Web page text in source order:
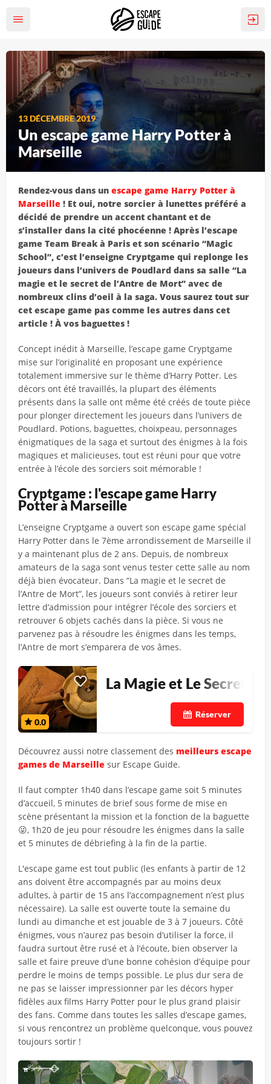
13 DÉCEMBRE 2019
Un escape game Harry Potter à
Marseille
Rendez-vous dans un escape game Harry Potter à
Marseille ! Et oui, notre sorcier à lunettes préféré a
décidé de prendre un accent chantant et de
s’installer dans la cité phocéenne ! Après l’escape
game Team Break à Paris et son scénario “Magic
School”, c’est l’enseigne Cryptgame qui replonge les
joueurs dans l’univers de Poudlard dans sa salle “La
magie et le secret de l’Antre de Mort” avec de
nombreux clins d’oeil à la saga. Vous saurez tout sur
cet escape game pas comme les autres dans cet
article ! À vos baguettes !
Concept inédit à Marseille, l’escape game Cryptgame
mise sur l’originalité en proposant une expérience
totalement immersive sur le thème d’Harry Potter. Les
décors ont été travaillés, la plupart des éléments
présents dans la salle ont même été créés de toute pièce
pour plonger directement les joueurs dans l’univers de
Poudlard. Potions, baguettes, choixpeau, personnages
énigmatiques de la saga et surtout des énigmes à la fois
magiques et malicieuses, tout est réuni pour que votre
entrée à l’école des sorciers soit mémorable !
Cryptgame : l'escape game Harry
Potter à Marseille
L’enseigne Cryptgame a ouvert son escape game spécial
Harry Potter dans le 7ème arrondissement de Marseille il
y a maintenant plus de 2 ans. Depuis, de nombreux
amateurs de la saga sont venus tester cette salle au nom
déjà bien évocateur. Dans “La magie et le secret de
l’Antre de Mort”, les joueurs sont conviés à retirer leur
lettre d’admission pour intégrer l’école des sorciers et
retrouver 6 objets cachés dans la pièce. Si vous ne
parvenez pas à résoudre les énigmes dans les temps,
l’Antre de mort s’emparera de vos âmes.
0.0
La Magie et Le Secret
Réserver
Découvrez aussi notre classement des meilleurs escape
games de Marseille sur Escape Guide.
Il faut compter 1h40 dans l’escape game soit 5 minutes
d’accueil, 5 minutes de brief sous forme de mise en
scène présentant la mission et la fonction de la baguette
😜, 1h20 de jeu pour résoudre les énigmes dans la salle
et 5 minutes de débriefing à la fin de la partie.
L'escape game est tout public (les enfants à partir de 12
ans doivent être accompagnés par au moins deux
adultes, à partir de 15 ans l’accompagnement n’est plus
nécessaire). La salle est ouverte toute la semaine du
lundi au dimanche et est jouable de 3 à 7 joueurs. Côté
énigmes, vous n’aurez pas besoin d’utiliser la force, il
faudra surtout être rusé et à l’écoute, bien observer la
salle et faire preuve d’une bonne cohésion d’équipe pour
perdre le moins de temps possible. Le plus dur sera de
ne pas se laisser impressionner par les décors hyper
fidèles aux films Harry Potter pour le plus grand plaisir
des fans. Comme dans toutes les salles d’escape games,
si vous rencontrez un problème quelconque, vous pouvez
toujours sortir !